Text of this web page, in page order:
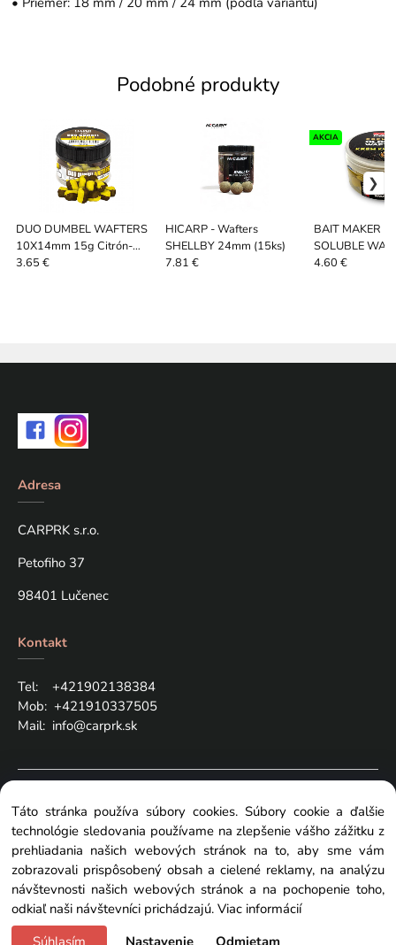
Podobné produkty
DUO DUMBEL WAFTERS
10X14mm 15g Citrón-
Keksík
3.65 €
HICARP - Wafters
SHELLBY 24mm (15ks)
7.81 €
BAIT MAKER
SOLUBLE
12mm 30G
AKCIA
4.60 €
Adresa
CARPRK s.r.o.
Petofiho 37
98401 Lučenec
Kontakt
Tel: +421902138384
Mob: +421910337505
Mail: info@carprk.sk
Zmeniť nastavenia cookies
Táto stránka používa súbory cookies. Súbory cookie a ďalšie
technológie sledovania používame na zlepšenie vášho zážitku z
prehliadania našich webových stránok na to, aby sme vám
zobrazovali prispôsobený obsah a cielené reklamy, na analýzu
návštevnosti našich webových stránok a na pochopenie toho,
odkiaľ naši návštevníci prichádzajú. Viac informácií
Súhlasím
Nastavenie Odmietam